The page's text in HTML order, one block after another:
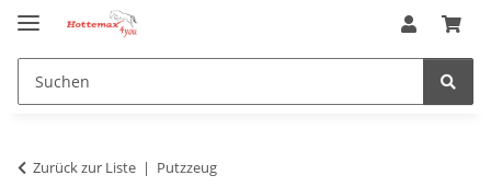
Zurück zur Liste Putzzeug